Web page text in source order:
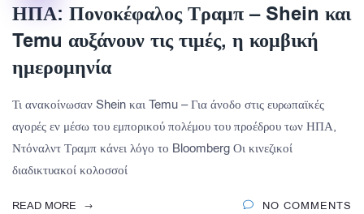
ΗΠΑ: Πονοκέφαλος Τραμπ – Shein και
Temu αυξάνουν τις τιμές, η κομβική
ημερομηνία
Τι ανακοίνωσαν Shein και Temu – Για άνοδο στις ευρωπαϊκές
αγορές εν μέσω του εμπορικού πολέμου του προέδρου των ΗΠΑ,
Ντόναλντ Τραμπ κάνει λόγο το Bloomberg Οι κινεζικοί
διαδικτυακοί κολοσσοί
READ MORE NO COMMENTS